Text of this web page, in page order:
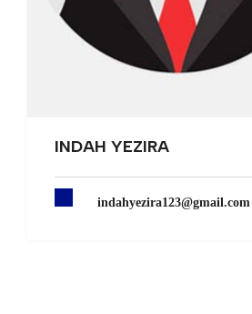
INDAH YEZIRA
indahyezira123@gmail.com